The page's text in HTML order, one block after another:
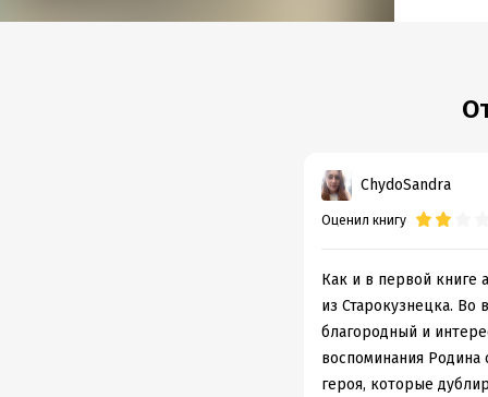
ChydoSandra
Оценил книгу
Как и в первой книге
из Старокузнецка.
благородный и
воспоминания Родина
героя, которые